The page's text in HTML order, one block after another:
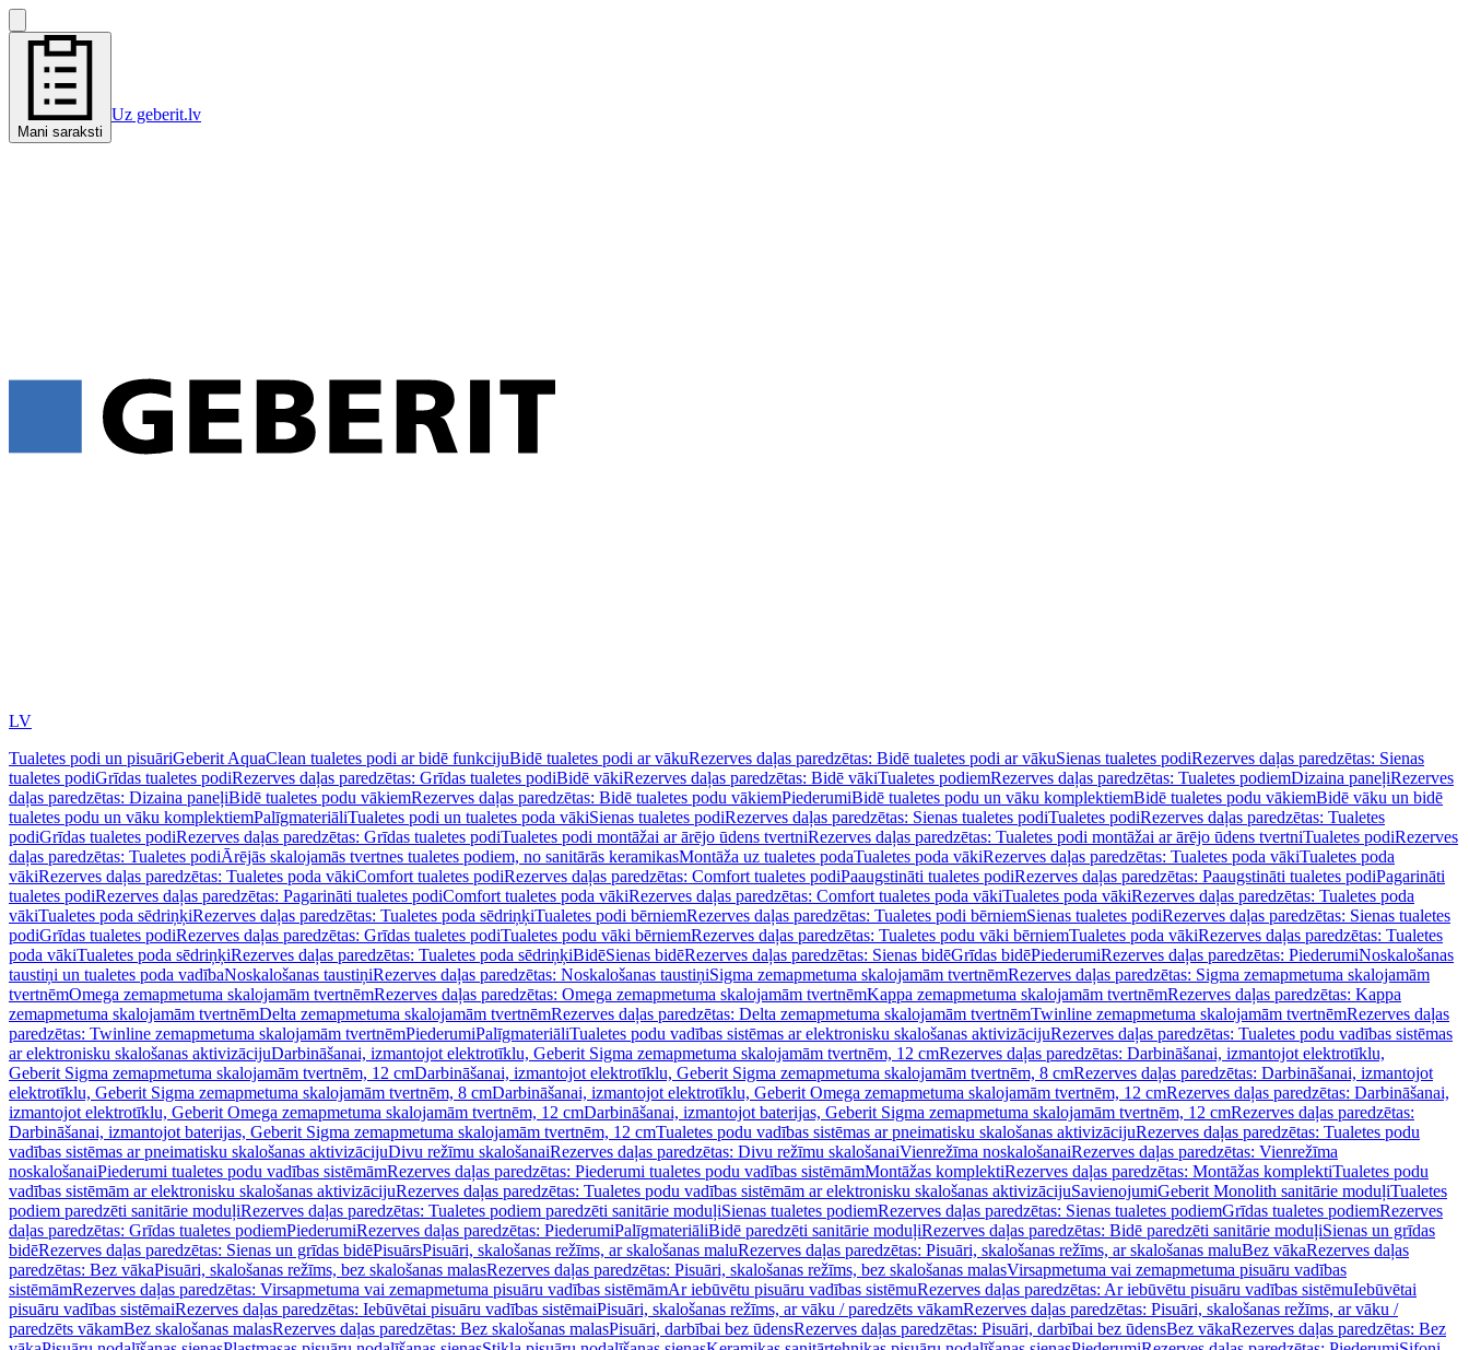
Mani saraksti
Uz geberit.lv
LV
Tualetes podi un pisuāriGeberit AquaClean tualetes podi ar bidē funkcijuBidē tualetes podi ar vākuRezerves daļas paredzētas: Bidē tualetes podi ar vākuSienas tualetes podiRezerves daļas paredzētas: Sienas
tualetes podiGrīdas tualetes podiRezerves daļas paredzētas: Grīdas tualetes podiBidē vākiRezerves daļas paredzētas: Bidē vākiTualetes podiemRezerves daļas paredzētas: Tualetes podiemDizaina paneļiRezerves
daļas paredzētas: Dizaina paneļiBidē tualetes podu vākiemRezerves daļas paredzētas: Bidē tualetes podu vākiemPiederumiBidē tualetes podu un vāku komplektiemBidē tualetes podu vākiemBidē vāku un bidē
tualetes podu un vāku komplektiemPalīgmateriāliTualetes podi un tualetes poda vākiSienas tualetes podiRezerves daļas paredzētas: Sienas tualetes podiTualetes podiRezerves daļas paredzētas: Tualetes
podiGrīdas tualetes podiRezerves daļas paredzētas: Grīdas tualetes podiTualetes podi montāžai ar ārējo ūdens tvertniRezerves daļas paredzētas: Tualetes podi montāžai ar ārējo ūdens tvertniTualetes podiRezerves
daļas paredzētas: Tualetes podiĀrējās skalojamās tvertnes tualetes podiem, no sanitārās keramikasMontāža uz tualetes podaTualetes poda vākiRezerves daļas paredzētas: Tualetes poda vākiTualetes poda
vākiRezerves daļas paredzētas: Tualetes poda vākiComfort tualetes podiRezerves daļas paredzētas: Comfort tualetes podiPaaugstināti tualetes podiRezerves daļas paredzētas: Paaugstināti tualetes podiPagarināti
tualetes podiRezerves daļas paredzētas: Pagarināti tualetes podiComfort tualetes poda vākiRezerves daļas paredzētas: Comfort tualetes poda vākiTualetes poda vākiRezerves daļas paredzētas: Tualetes poda
vākiTualetes poda sēdriņķiRezerves daļas paredzētas: Tualetes poda sēdriņķiTualetes podi bērniemRezerves daļas paredzētas: Tualetes podi bērniemSienas tualetes podiRezerves daļas paredzētas: Sienas tualetes
podiGrīdas tualetes podiRezerves daļas paredzētas: Grīdas tualetes podiTualetes podu vāki bērniemRezerves daļas paredzētas: Tualetes podu vāki bērniemTualetes poda vākiRezerves daļas paredzētas: Tualetes
poda vākiTualetes poda sēdriņķiRezerves daļas paredzētas: Tualetes poda sēdriņķiBidēSienas bidēRezerves daļas paredzētas: Sienas bidēGrīdas bidēPiederumiRezerves daļas paredzētas: PiederumiNoskalošanas
taustiņi un tualetes poda vadībaNoskalošanas taustiņiRezerves daļas paredzētas: Noskalošanas taustiņiSigma zemapmetuma skalojamām tvertnēmRezerves daļas paredzētas: Sigma zemapmetuma skalojamām
tvertnēmOmega zemapmetuma skalojamām tvertnēmRezerves daļas paredzētas: Omega zemapmetuma skalojamām tvertnēmKappa zemapmetuma skalojamām tvertnēmRezerves daļas paredzētas: Kappa
zemapmetuma skalojamām tvertnēmDelta zemapmetuma skalojamām tvertnēmRezerves daļas paredzētas: Delta zemapmetuma skalojamām tvertnēmTwinline zemapmetuma skalojamām tvertnēmRezerves daļas
paredzētas: Twinline zemapmetuma skalojamām tvertnēmPiederumiPalīgmateriāliTualetes podu vadības sistēmas ar elektronisku skalošanas aktivizācijuRezerves daļas paredzētas: Tualetes podu vadības sistēmas
ar elektronisku skalošanas aktivizācijuDarbināšanai, izmantojot elektrotīklu, Geberit Sigma zemapmetuma skalojamām tvertnēm, 12 cmRezerves daļas paredzētas: Darbināšanai, izmantojot elektrotīklu,
Geberit Sigma zemapmetuma skalojamām tvertnēm, 12 cmDarbināšanai, izmantojot elektrotīklu, Geberit Sigma zemapmetuma skalojamām tvertnēm, 8 cmRezerves daļas paredzētas: Darbināšanai, izmantojot
elektrotīklu, Geberit Sigma zemapmetuma skalojamām tvertnēm, 8 cmDarbināšanai, izmantojot elektrotīklu, Geberit Omega zemapmetuma skalojamām tvertnēm, 12 cmRezerves daļas paredzētas: Darbināšanai,
izmantojot elektrotīklu, Geberit Omega zemapmetuma skalojamām tvertnēm, 12 cmDarbināšanai, izmantojot baterijas, Geberit Sigma zemapmetuma skalojamām tvertnēm, 12 cmRezerves daļas paredzētas:
Darbināšanai, izmantojot baterijas, Geberit Sigma zemapmetuma skalojamām tvertnēm, 12 cmTualetes podu vadības sistēmas ar pneimatisku skalošanas aktivizācijuRezerves daļas paredzētas: Tualetes podu
vadības sistēmas ar pneimatisku skalošanas aktivizācijuDivu režīmu skalošanaiRezerves daļas paredzētas: Divu režīmu skalošanaiVienrežīma noskalošanaiRezerves daļas paredzētas: Vienrežīma
noskalošanaiPiederumi tualetes podu vadības sistēmāmRezerves daļas paredzētas: Piederumi tualetes podu vadības sistēmāmMontāžas komplektiRezerves daļas paredzētas: Montāžas komplektiTualetes podu
vadības sistēmām ar elektronisku skalošanas aktivizācijuRezerves daļas paredzētas: Tualetes podu vadības sistēmām ar elektronisku skalošanas aktivizācijuSavienojumiGeberit Monolith sanitārie moduļiTualetes
podiem paredzēti sanitārie moduļiRezerves daļas paredzētas: Tualetes podiem paredzēti sanitārie moduļiSienas tualetes podiemRezerves daļas paredzētas: Sienas tualetes podiemGrīdas tualetes podiemRezerves
daļas paredzētas: Grīdas tualetes podiemPiederumiRezerves daļas paredzētas: PiederumiPalīgmateriāliBidē paredzēti sanitārie moduļiRezerves daļas paredzētas: Bidē paredzēti sanitārie moduļiSienas un grīdas
bidēRezerves daļas paredzētas: Sienas un grīdas bidēPisuārsPisuāri, skalošanas režīms, ar skalošanas maluRezerves daļas paredzētas: Pisuāri, skalošanas režīms, ar skalošanas maluBez vākaRezerves daļas
paredzētas: Bez vākaPisuāri, skalošanas režīms, bez skalošanas malasRezerves daļas paredzētas: Pisuāri, skalošanas režīms, bez skalošanas malasVirsapmetuma vai zemapmetuma pisuāru vadības
sistēmāmRezerves daļas paredzētas: Virsapmetuma vai zemapmetuma pisuāru vadības sistēmāmAr iebūvētu pisuāru vadības sistēmuRezerves daļas paredzētas: Ar iebūvētu pisuāru vadības sistēmuIebūvētai
pisuāru vadības sistēmaiRezerves daļas paredzētas: Iebūvētai pisuāru vadības sistēmaiPisuāri, skalošanas režīms, ar vāku / paredzēts vākamRezerves daļas paredzētas: Pisuāri, skalošanas režīms, ar vāku /
paredzēts vākamBez skalošanas malasRezerves daļas paredzētas: Bez skalošanas malasPisuāri, darbībai bez ūdensRezerves daļas paredzētas: Pisuāri, darbībai bez ūdensBez vākaRezerves daļas paredzētas: Bez